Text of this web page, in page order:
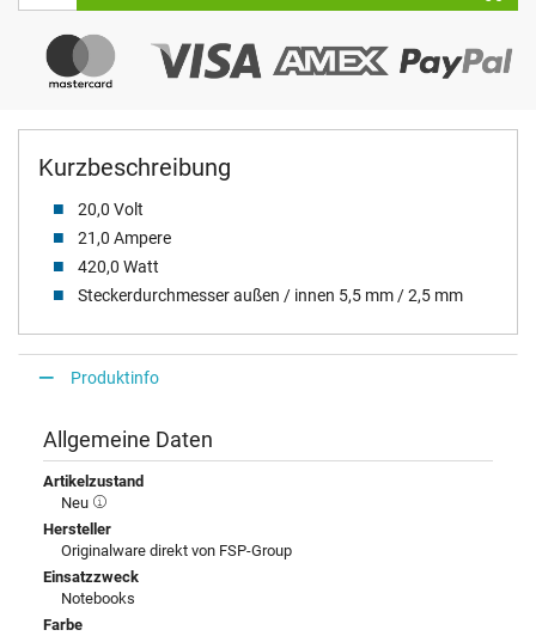
Kurzbeschreibung
20,0 Volt
21,0 Ampere
420,0 Watt
Steckerdurchmesser außen / innen 5,5 mm / 2,5 mm
Produktinfo
Allgemeine Daten
Artikelzustand
Neu
Hersteller
Originalware direkt von FSP-Group
Einsatzzweck
Notebooks
Farbe